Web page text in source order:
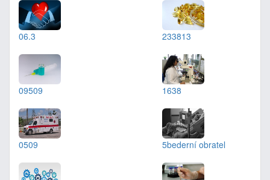
06.3
09509
0509
233813
1638
5bederní obratel